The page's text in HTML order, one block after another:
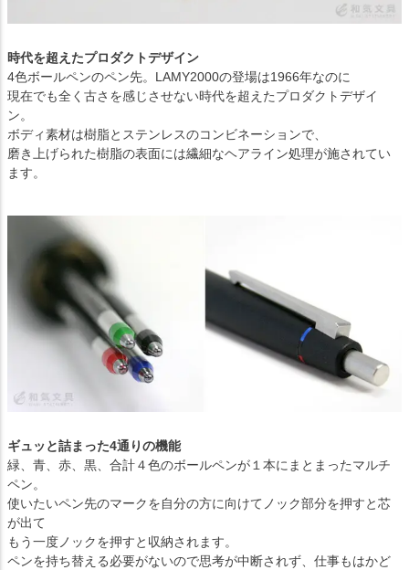
時代を超えたプロダクトデザイン
4色ボールペンのペン先。LAMY2000の登場は1966年なのに
現在でも全く古さを感じさせない時代を超えたプロダクトデザイ
ン。
ボディ素材は樹脂とステンレスのコンビネーションで、
磨き上げられた樹脂の表面には繊細なヘアライン処理が施されてい
ます。
ギュッと詰まった4通りの機能
緑、青、赤、黒、合計４色のボールペンが１本にまとまったマルチ
ペン。
使いたいペン先のマークを自分の方に向けてノック部分を押すと芯
が出て
もう一度ノックを押すと収納されます。
ペンを持ち替える必要がないので思考が中断されず、仕事もはかど